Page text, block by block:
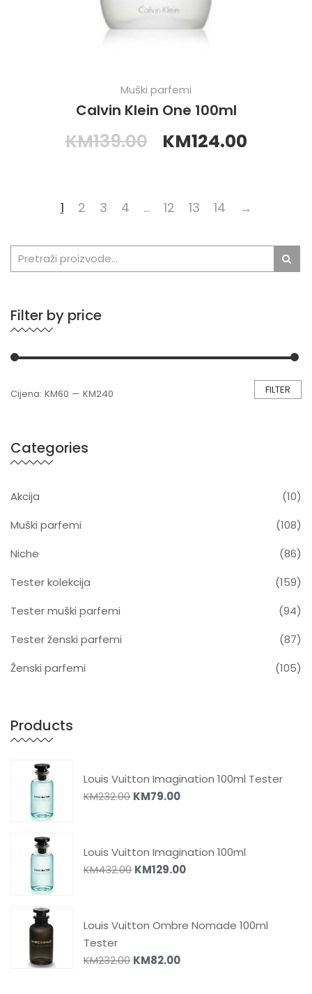
Muški parfemi
Calvin Klein One 100ml
KM139.00 KM124.00
1 2 3 4 … 12 13 14 →
Filter by price
FILTER
Cijena: KM60 — KM240
Categories
Akcija
(10)
Muški parfemi
(108)
Niche
(86)
Tester kolekcija
(159)
Tester muški parfemi
(94)
Tester ženski parfemi
(87)
Ženski parfemi
(105)
Products
Louis Vuitton Imagination 100ml Tester
KM232.00 KM79.00
Louis Vuitton Imagination 100ml
KM432.00 KM129.00
Louis Vuitton Ombre Nomade 100ml
Tester
KM232.00 KM82.00